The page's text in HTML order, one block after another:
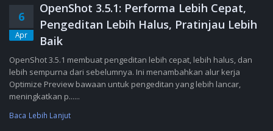
6
Apr
OpenShot 3.5.1: Performa Lebih Cepat,
Pengeditan Lebih Halus, Pratinjau Lebih
Baik
OpenShot 3.5.1 membuat pengeditan lebih cepat, lebih halus, dan
lebih sempurna dari sebelumnya. Ini menambahkan alur kerja
Optimize Preview bawaan untuk pengeditan yang lebih lancar,
meningkatkan p......
Baca Lebih Lanjut